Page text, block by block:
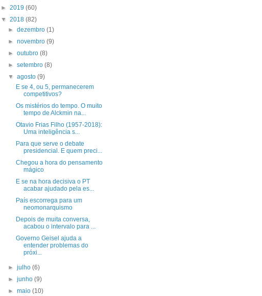
► 2019 (60)
▼ 2018 (82)
►dezembro(1)
►novembro(9)
►outubro(8)
►setembro(8)
▼agosto(9)
E se 4, ou 5, permanecerem
competitivos?
Os mistérios do tempo. O muito
tempo de Alckmin na...
Otavio Frias Filho (1957-2018):
Uma inteligência s...
Para que serve o debate
presidencial. E quem preci...
Chegou a hora do pensamento
mágico
E se na hora decisiva o PT
acabar ajudado pela es...
País escorrega para um
neomonarquismo
Depois de muita conversa,
acabou o intervalo para ...
Governo Geisel ajuda a
entender problemas do
próxi...
►julho(6)
►junho(9)
►maio(10)